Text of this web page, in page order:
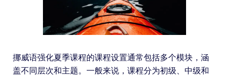
挪威语强化夏季课程的课程设置通常包括多个模块，涵
盖不同层次和主题。一般来说，课程分为初级、中级和